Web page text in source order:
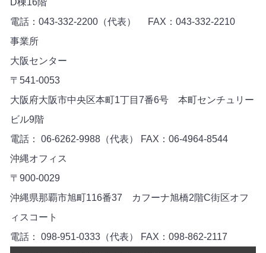
D棟16階
電話：043-332-2200（代表） FAX：043-332-2210
事業所
大阪センター
〒541-0053
大阪府大阪市中央区本町1丁目7番6号 本町センチュリー
ビル9階
電話： 06-6262-9988（代表） FAX：06-4964-8544
沖縄オフィス
〒900-0029
沖縄県那覇市旭町116番37 カフーナ旭橋2階C街区オフ
ィスコート
電話： 098-951-0333（代表） FAX：098-862-2117